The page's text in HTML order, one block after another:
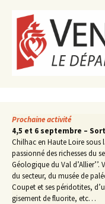
Prochaine activité
4,5 et 6 septembre –
Chilhac en Haute Loire sous
passionné des richesses du
Géologique du Val
du secteur, du musée de
Coupet et ses péridotites,
gisement de fluorite, etc…